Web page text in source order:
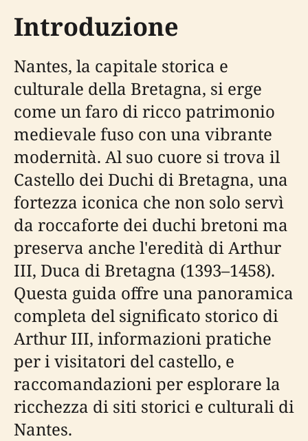
Introduzione
Nantes, la capitale storica e
culturale della Bretagna, si erge
come un faro di ricco patrimonio
medievale fuso con una vibrante
modernità. Al suo cuore si trova il
Castello dei Duchi di Bretagna, una
fortezza iconica che non solo servì
da roccaforte dei duchi bretoni ma
preserva anche l'eredità di Arthur
III, Duca di Bretagna (1393–1458).
Questa guida offre una panoramica
completa del significato storico di
Arthur III, informazioni pratiche
per i visitatori del castello, e
raccomandazioni per esplorare la
ricchezza di siti storici e culturali di
Nantes.